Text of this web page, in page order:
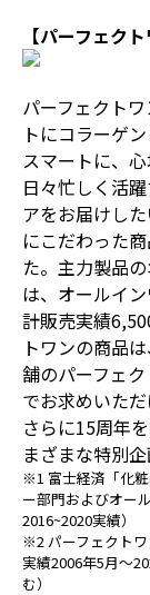
【パーフェク
パーフェクト
トにコラーゲ
スマートに、
日々忙しく活
アをお届けし
にこだわった
た。主力製品
は、オールイ
計販売実績
トワンの商品
舗のパーフェ
でお求めいただ
さらに15周年
まざまな特別
※1 富士経済「化
ー部門およびオー
2016~2020実績）
※2 パーフェクト
実績2006年5月～
む）